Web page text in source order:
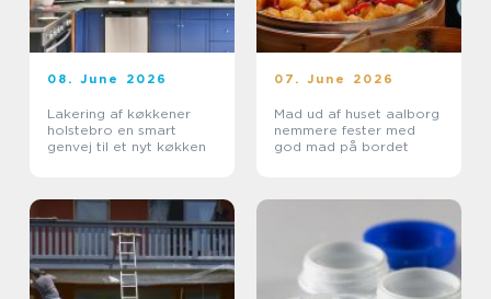
08. June 2026
Lakering af køkkener
holstebro en smart
genvej til et nyt køkken
07. June 2026
Mad ud af huset aalborg
nemmere fester med
god mad på bordet